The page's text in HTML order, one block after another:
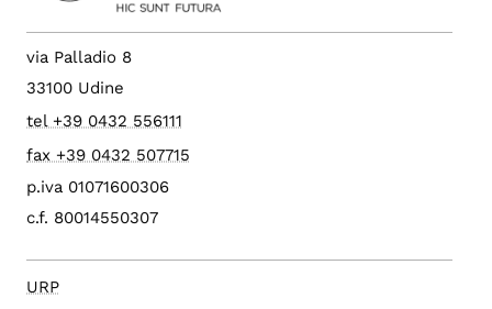
via Palladio 8
33100 Udine
tel +39 0432 556111
fax +39 0432 507715
p.iva 01071600306
c.f. 80014550307
URP